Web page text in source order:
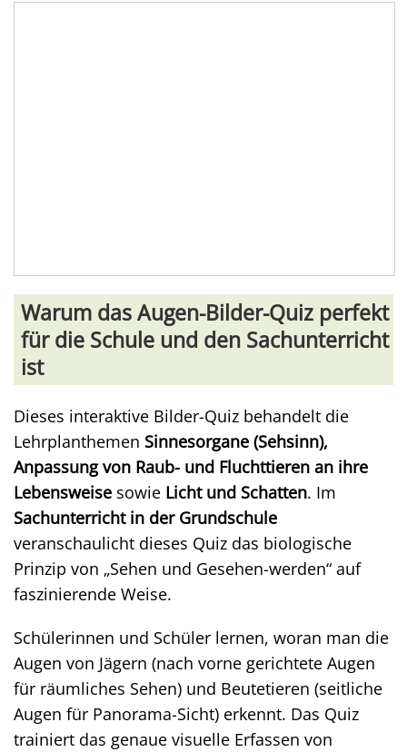
Warum das Augen-Bilder-Quiz perfekt
für die Schule und den Sachunterricht
ist
Dieses interaktive Bilder-Quiz behandelt die
Lehrplanthemen Sinnesorgane (Sehsinn),
Anpassung von Raub- und Fluchttieren an ihre
Lebensweise sowie Licht und Schatten. Im
Sachunterricht in der Grundschule
veranschaulicht dieses Quiz das biologische
Prinzip von „Sehen und Gesehen-werden“ auf
faszinierende Weise.
Schülerinnen und Schüler lernen, woran man die
Augen von Jägern (nach vorne gerichtete Augen
für räumliches Sehen) und Beutetieren (seitliche
Augen für Panorama-Sicht) erkennt. Das Quiz
trainiert das genaue visuelle Erfassen von